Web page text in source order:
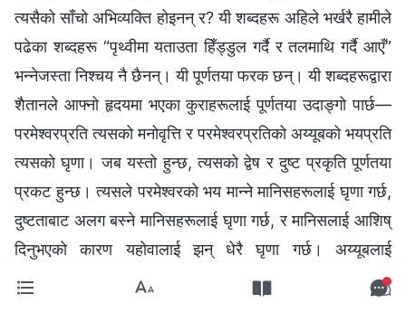
त्यसैको साँचो अभिव्यक्ति होइनन् र? यी शब्दहरू अहिले भर्खरै हामीले
पढेका शब्दहरू “पृथ्वीमा यताउता हिँड्डुल गर्दै र तलमाथि गर्दै आएँ”
भन्‍नेजस्ता निश्‍चय नै छैनन्। यी पूर्णतया फरक छन्। यी शब्दहरूद्वारा
शैतानले आफ्नो हृदयमा भएका कुराहरूलाई पूर्णतया उदाङ्गो पार्छ—
परमेश्‍वरप्रति त्यसको मनोवृत्ति र परमेश्‍वरप्रतिको अय्यूबको भयप्रति
त्यसको घृणा। जब यस्तो हुन्छ, त्यसको द्वेष र दुष्‍ट प्रकृति पूर्णतया
प्रकट हुन्छ। त्यसले परमेश्‍वरको भय मान्‍ने मानिसहरूलाई घृणा गर्छ,
दुष्‍टताबाट अलग बस्‍ने मानिसहरूलाई घृणा गर्छ, र मानिसलाई आशिष्
दिनुभएको कारण यहोवालाई झन् धेरै घृणा गर्छ। अय्यूबलाई
परमेश्‍वरले आफ्नै हातले माथि उठाउनुभएको थियो, र शैतान